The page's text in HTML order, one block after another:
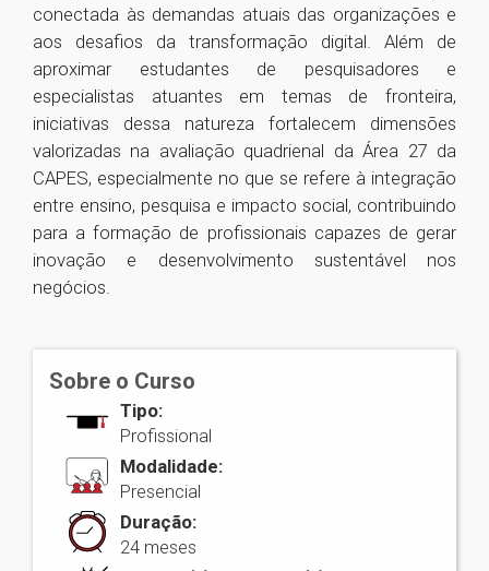
conectada às demandas atuais das organizações e
aos desafios da transformação digital. Além de
aproximar estudantes de pesquisadores e
especialistas atuantes em temas de fronteira,
iniciativas dessa natureza fortalecem dimensões
valorizadas na avaliação quadrienal da Área 27 da
CAPES, especialmente no que se refere à integração
entre ensino, pesquisa e impacto social, contribuindo
para a formação de profissionais capazes de gerar
inovação e desenvolvimento sustentável nos
negócios.
Sobre o Curso
Tipo:
Profissional
Modalidade:
Presencial
Duração:
24 meses